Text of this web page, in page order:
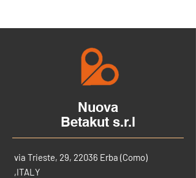
Nuova
Betakut s.r.l
via Trieste, 29, 22036 Erba (Como)
,ITALY